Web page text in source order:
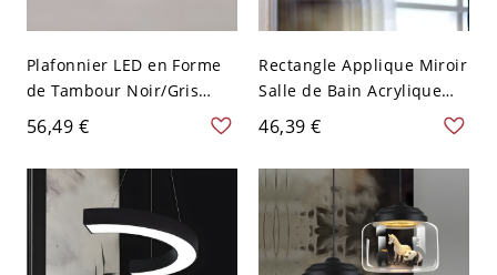
Plafonnier LED en Forme
de Tambour Noir/Gris
Style Moderne Luminaire
Encastré en Lumière
Blanche/Chaude - Gris
110 V-120 V Blanc
56,49 €
Rectangle Applique Miroir
Salle de Bain Acrylique
Lumière de Vanité LED
Moderne en Argent - 110
V-120 V Argent 25,4 cm
Chaud
46,39 €